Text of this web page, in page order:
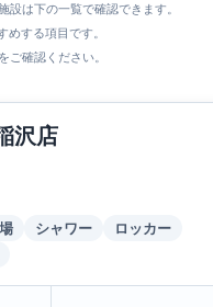
は下の一覧で確認できます。
する項目です。
確認ください。
沢店
シャワー
ロッカー